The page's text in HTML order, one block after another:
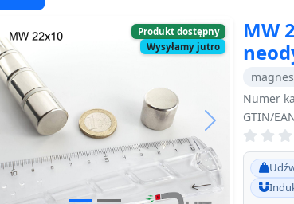
Produkt dostępny
Wysyłamy jutro
Next
MW
Numer
GTIN/